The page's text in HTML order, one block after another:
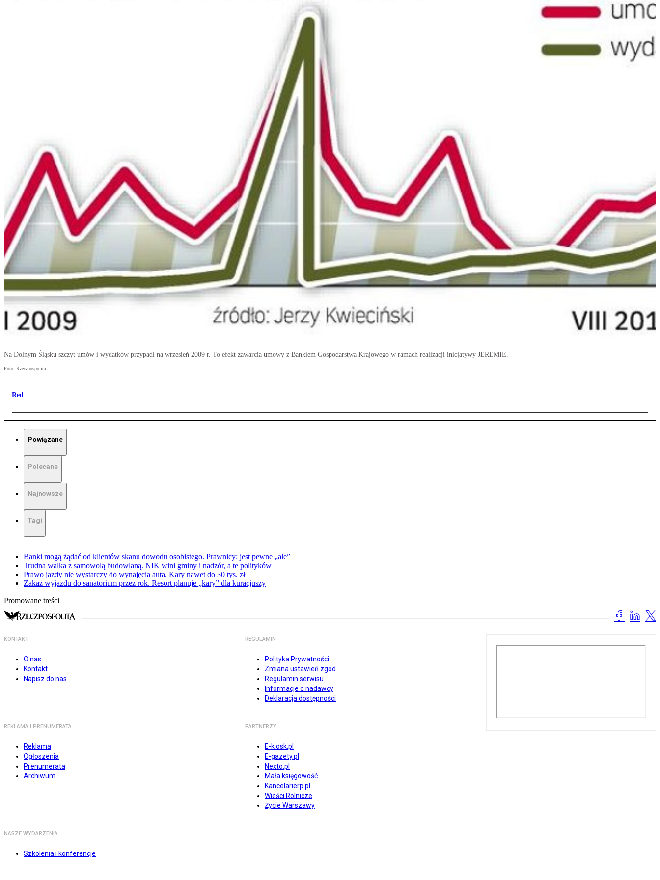
Na Dolnym Śląsku szczyt umów i wydatków przypadł na wrzesień 2009 r. To efekt zawarcia umowy z Bankiem Gospodarstwa Krajowego w ramach realizacji inicjatywy JEREMIE.
Foto: Rzeczpospolita
Red
Powiązane
Polecane
Najnowsze
Tagi
Banki mogą żądać od klientów skanu dowodu osobistego. Prawnicy: jest pewne „ale”
Trudna walka z samowolą budowlaną. NIK wini gminy i nadzór, a te polityków
Prawo jazdy nie wystarczy do wynajęcia auta. Kary nawet do 30 tys. zł
Zakaz wyjazdu do sanatorium przez rok. Resort planuje „kary” dla kuracjuszy
Promowane treści
KONTAKT
O nas
Kontakt
Napisz do nas
REGULAMIN
Polityka Prywatności
Zmiana ustawień zgód
Regulamin serwisu
Informacje o nadawcy
Deklaracja dostępności
REKLAMA I PRENUMERATA
Reklama
Ogłoszenia
Prenumerata
Archiwum
PARTNERZY
E-kiosk.pl
E-gazety.pl
Nexto.pl
Mała księgowość
Kancelarierp.pl
Wieści Rolnicze
Życie Warszawy
NASZE WYDARZENIA
Szkolenia i konferencje